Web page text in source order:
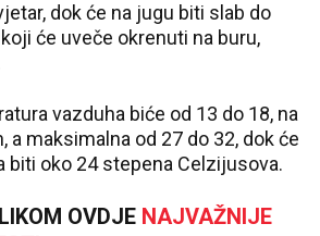
dok će na jugu biti slab do
će uveče okrenuti na buru,
vazduha biće od 13 do 18, na
a maksimalna od 27 do 32, dok će
biti oko 24 stepena Celzijusova.
OVDJE NAJVAŽNIJE